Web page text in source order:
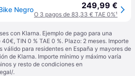
Negro 249,99 €
O 3 pagos de 83,33 € TAE 0%¹
con Klarna. Ejemplo de pago para una
TIN 0 % TAE 0 %. Plazo: 2 meses. Importe
válido para residentes en España y mayores de
de Klarna. Importe mínimo y máximo varía
y resto de condiciones en
.